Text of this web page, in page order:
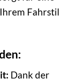
Fahrstil
Dank der